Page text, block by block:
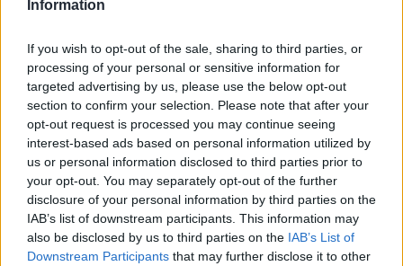
Information
If you wish to opt-out of the sale, sharing to third parties, or
processing of your personal or sensitive information for
targeted advertising by us, please use the below opt-out
section to confirm your selection. Please note that after your
opt-out request is processed you may continue seeing
interest-based ads based on personal information utilized by
us or personal information disclosed to third parties prior to
your opt-out. You may separately opt-out of the further
disclosure of your personal information by third parties on the
IAB’s list of downstream participants. This information may
also be disclosed by us to third parties on the IAB’s List of
Downstream Participants that may further disclose it to other